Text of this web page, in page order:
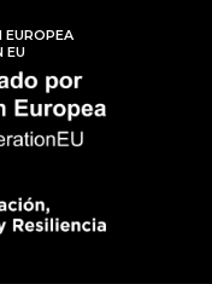
EUROPEA
EU